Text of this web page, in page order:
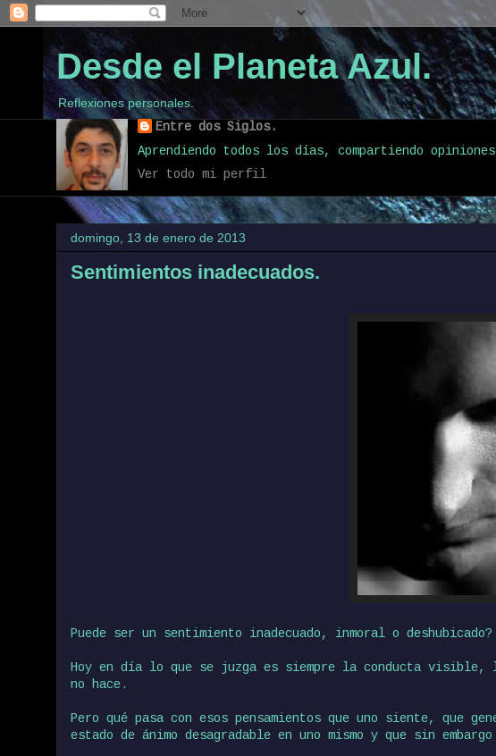
Desde el Planeta Azul.
Reflexiones personales.
Entre dos Siglos.
Aprendiendo todos los días, compartiendo
Ver todo mi perfil
domingo, 13 de enero de 2013
Sentimientos inadecuados.
Puede ser un sentimiento inadecuado, inmoral o deshubicado?
Hoy en día lo que se juzga es siempre la conducta
no hace.
Pero qué pasa con esos pensamientos que uno siente, que
estado de ánimo desagradable en uno mismo y que sin